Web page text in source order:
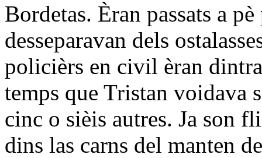
Bordetas. Èran passats a
desseparavan dels
policièrs en civil èran
temps que Tristan voidava
cinc o sièis autres. Ja son
dins las carns del manten